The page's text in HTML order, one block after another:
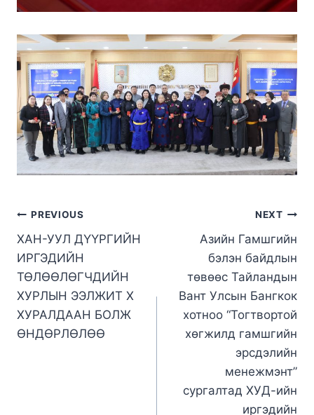
PREVIOUS
ХАН-УУЛ ДҮҮРГИЙН
ИРГЭДИЙН
ТӨЛӨӨЛӨГЧДИЙН
ХУРЛЫН ЭЭЛЖИТ X
ХУРАЛДААН БОЛЖ
ӨНДӨРЛӨЛӨӨ
NEXT
Азийн Гамшгийн
бэлэн байдлын
төвөөс Тайландын
Вант Улсын Бангкок
хотноо “Тогтвортой
хөгжилд гамшгийн
эрсдэлийн
менежмэнт”
сургалтад ХУД-ийн
иргэдийн